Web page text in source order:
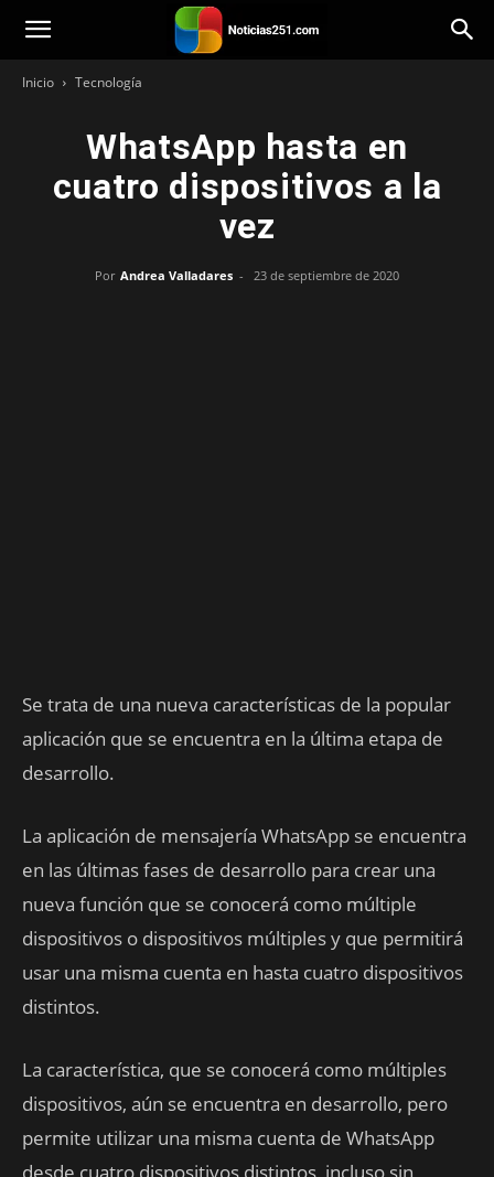
Noticias251
Inicio Tecnología
WhatsApp hasta en
cuatro dispositivos a la
vez
Por Andrea Valladares - 23 de septiembre de 2020
Se trata de una nueva características de la popular
aplicación que se encuentra en la última etapa de
desarrollo.
La aplicación de mensajería WhatsApp se encuentra
en las últimas fases de desarrollo para crear una
nueva función que se conocerá como múltiple
dispositivos o dispositivos múltiples y que permitirá
usar una misma cuenta en hasta cuatro dispositivos
distintos.
La característica, que se conocerá como múltiples
dispositivos, aún se encuentra en desarrollo, pero
permite utilizar una misma cuenta de WhatsApp